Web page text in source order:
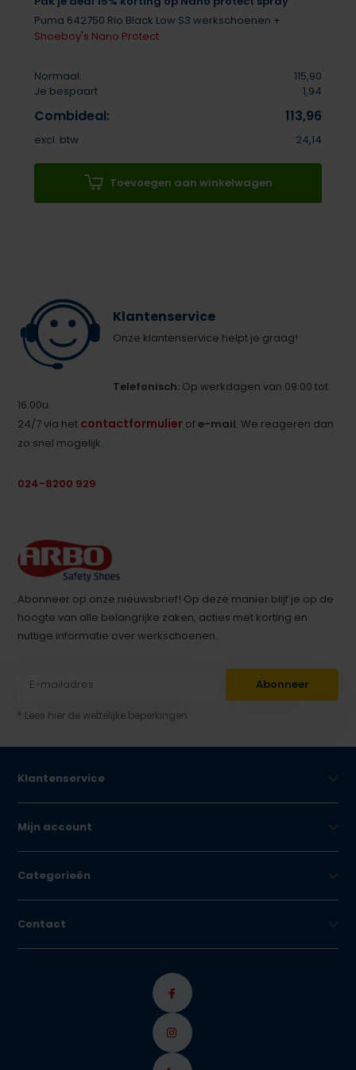
Puma 642750 Rio Black Low S3 werkschoenen +
Shoeboy's Nano Protect
Normaal:
115,90
Je bespaart
1,94
Combideal: 113,96
excl. btw 24,14
Toevoegen aan winkelwagen
Klantenservice
Onze klantenservice helpt je graag!
Telefonisch: Op werkdagen van 09:00 tot
16:00u.
24/7 via het contactformulier ofe-mail. We reageren dan
zo snel mogelijk.
024-8200 929
Abonneer op onze nieuwsbrief! Op deze manier blijf je op de
hoogte van alle belangrijke zaken, acties met korting en
nuttige informatie over werkschoenen.
Abonneer
* Lees hier de wettelijke beperkingen
Klantenservice
Mijn account
Categorieën
Contact